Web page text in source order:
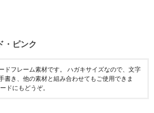
・ピンク
ドフレーム素材です。 ハガキサイズなので、文字
書き、他の素材と組み合わせてもご使用できま
ドにもどうぞ。